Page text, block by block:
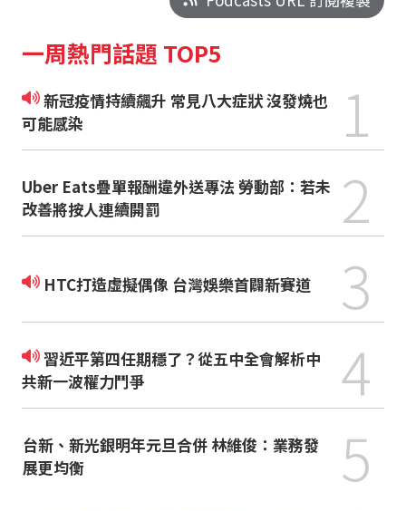
一周熱門話題 TOP5
新冠疫情持續飆升 常見八大症狀 沒發燒也
可能感染
1
Uber Eats疊單報酬違外送專法 勞動部：若未
改善將按人連續開罰
2
HTC打造虛擬偶像 台灣娛樂首闢新賽道 3
習近平第四任期穩了？從五中全會解析中
共新一波權力鬥爭
4
台新、新光銀明年元旦合併 林維俊：業務發
展更均衡
5